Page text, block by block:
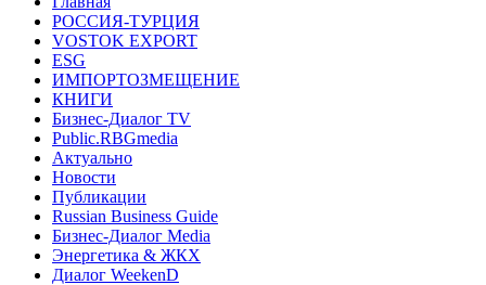
РОССИЯ-ТУРЦИЯ
VOSTOK EXPORT
ESG
ИМПОРТОЗМЕЩЕНИЕ
КНИГИ
Бизнес-Диалог TV
Public.RBGmedia
Актуально
Новости
Публикации
Russian Business Guide
Бизнес-Диалог Media
Энергетика & ЖКХ
Диалог WeekenD